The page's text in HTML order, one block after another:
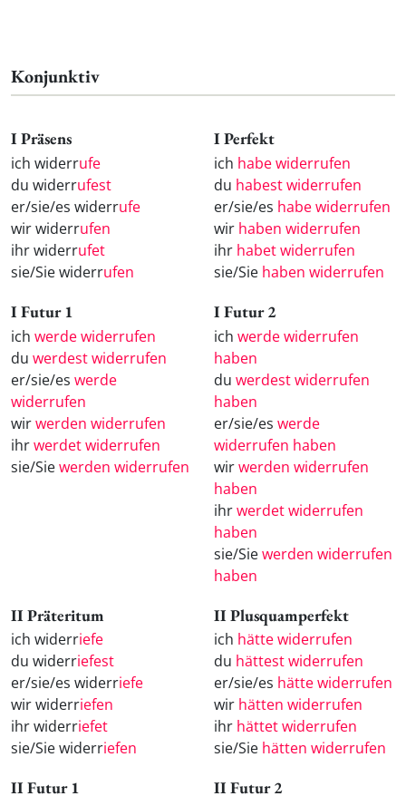
Konjunktiv
I Präsens
ich widerrufe
du widerrufest
er/sie/es widerrufe
wir widerrufen
ihr widerrufet
sie/Sie widerrufen
I Perfekt
ich habe widerrufen
du habest widerrufen
er/sie/es habe widerrufen
wir haben widerrufen
ihr habet widerrufen
sie/Sie haben widerrufen
I Futur 1
ich werde widerrufen
du werdest widerrufen
er/sie/es werde
widerrufen
wirwerden widerrufen
ihrwerdet widerrufen
sie/Siewerden widerrufen
I Futur 2
ich werde widerrufen
haben
du werdest widerrufen
haben
er/sie/es werde
widerrufen haben
wirwerden widerrufen
haben
ihrwerdet widerrufen
haben
sie/Siewerden widerrufen
haben
II Präteritum
ich widerriefe
du widerriefest
er/sie/es widerriefe
wir widerriefen
ihr widerriefet
sie/Sie widerriefen
II Plusquamperfekt
ich hätte widerrufen
du hättest widerrufen
er/sie/es hätte widerrufen
wir hätten widerrufen
ihr hättet widerrufen
sie/Sie hätten widerrufen
II Futur 1 II Futur 2